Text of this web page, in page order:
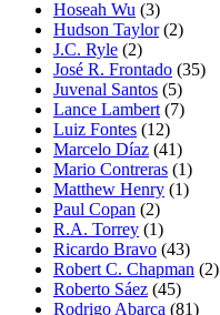
Hoseah Wu (3)
Hudson Taylor(2)
J.C. Ryle (2)
José R. Frontado (35)
Juvenal Santos (5)
Lance Lambert (7)
Luiz Fontes (12)
Marcelo Díaz (41)
Mario Contreras (1)
Matthew Henry (1)
Paul Copan (2)
R.A. Torrey (1)
Ricardo Bravo (43)
Robert C. Chapman (2)
Roberto Sáez (45)
Rodrigo Abarca (81)